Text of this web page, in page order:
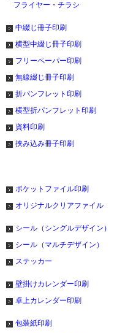
フライヤー・チラシ
中綴じ冊子印刷
横型中綴じ冊子印刷
フリーペーパー印刷
無線綴じ冊子印刷
折パンフレット印刷
横型折パンフレット印刷
資料印刷
挟み込み冊子印刷
ポケットファイル印刷
オリジナルクリアファイル
シール（シングルデザイン）
シール（マルチデザイン）
ステッカー
壁掛けカレンダー印刷
卓上カレンダー印刷
包装紙印刷